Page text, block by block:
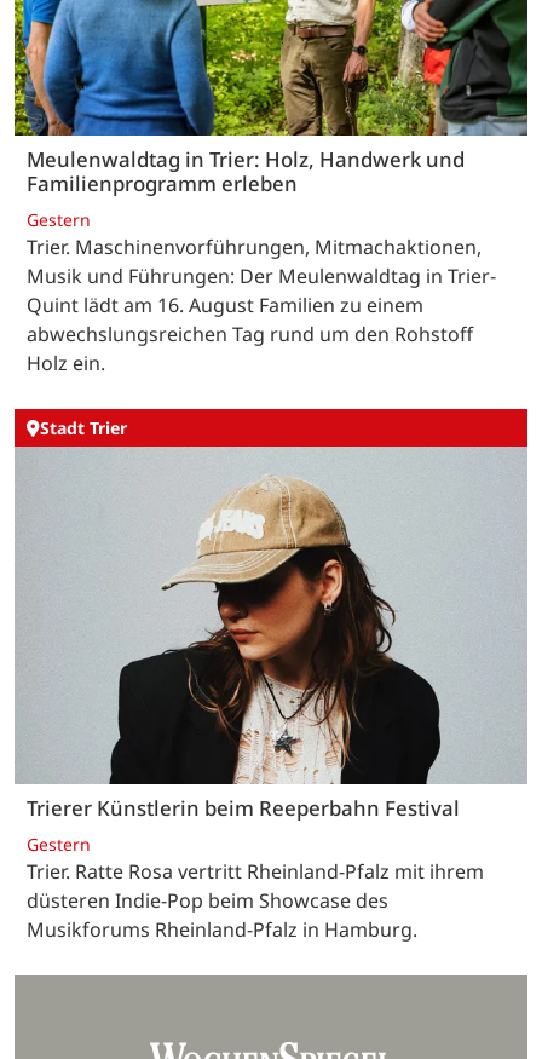
Meulenwaldtag in Trier: Holz, Handwerk und
Familienprogramm erleben
Gestern
Trier. Maschinenvorführungen, Mitmachaktionen,
Musik und Führungen: Der Meulenwaldtag in Trier-
Quint lädt am 16. August Familien zu einem
abwechslungsreichen Tag rund um den Rohstoff
Holz ein.
Stadt Trier
Trierer Künstlerin beim Reeperbahn Festival
Gestern
Trier. Ratte Rosa vertritt Rheinland-Pfalz mit ihrem
düsteren Indie-Pop beim Showcase des
Musikforums Rheinland-Pfalz in Hamburg.